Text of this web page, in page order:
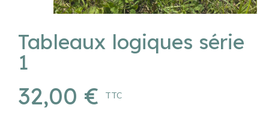
Tableaux logiques série
1
32,00 € TTC